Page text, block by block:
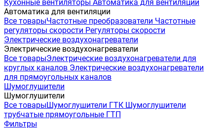
Кухонные вентиляторы Автоматика для вентиляции
Автоматика для вентиляции
Все товарыЧастотные преобразователи Частотные
регуляторы скорости Регуляторы скорости
Электрические воздухонагреватели
Электрические воздухонагреватели
Все товарыЭлектрические воздухонагреватели для
круглых каналов Электрические воздухонагреватели
для прямоугольных каналов
Шумоглушители
Шумоглушители
Все товарыШумоглушители ГТК Шумоглушители
трубчатые прямоугольные ГТП
Фильтры